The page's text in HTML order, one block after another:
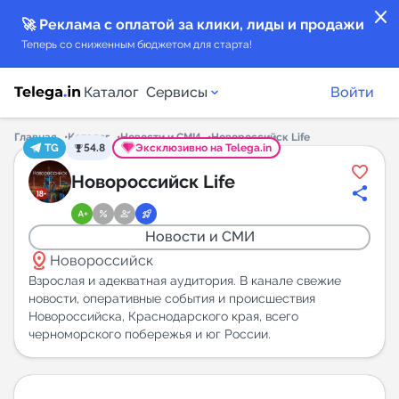
close
🚀 Реклама с оплатой за клики, лиды и продажи
Теперь со сниженным бюджетом для старта!
Каталог Сервисы
Каталог каналов
Каталог ботов
Горящие предложения
Индекс читаемости каналов в Telegram
New
Войти
Главная Каталог Новости и СМИ
Новороссийск Life
TG
54.8 Эксклюзивно на Telega.in
Новороссийск Life
Новости и СМИ
distance Новороссийск
Взрослая и адекватная аудитория. В канале свежие
новости, оперативные события и происшествия
Новороссийска, Краснодарского края, всего
черноморского побережья и юг России.